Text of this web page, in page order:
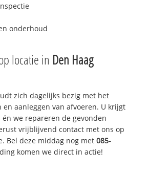
onderhoud
locatie in Den Haag
zich dagelijks bezig met het
aanleggen van afvoeren. U krijgt
we repareren de gevonden
vrijblijvend contact met ons op
Bel deze middag nog met085-
komen we direct in actie!